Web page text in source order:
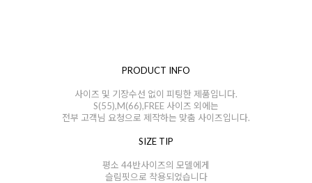
PRODUCT INFO
사이즈 및 기장수선 없이 피팅한 제품입니다.
S(55),M(66),FREE 사이즈 외에는
전부 고객님 요청으로 제작하는 맞춤 사이즈입니다.
SIZE TIP
평소 44반사이즈의 모델에게
슬림핏으로 착용되었습니다